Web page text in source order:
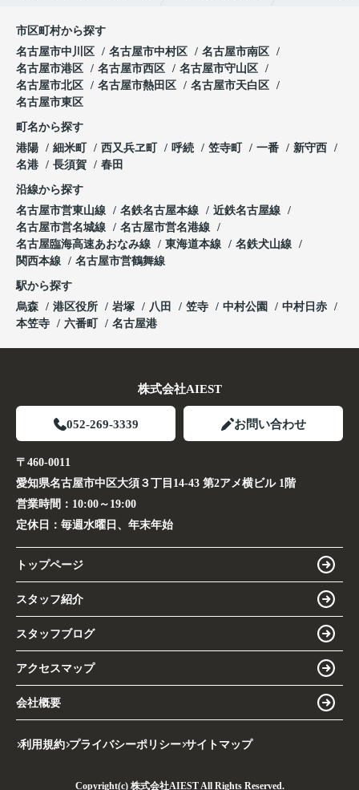
市区町村から探す
名古屋市中川区
名古屋市中村区
名古屋市南区
名古屋市港区
名古屋市西区
名古屋市守山区
名古屋市北区
名古屋市熱田区
名古屋市天白区
名古屋市東区
町名から探す
港陽
細米町 西又兵ヱ町 呼続 笠寺町 一番
新守西
名港
長須賀 春田
沿線から探す
名古屋市営東山線
名鉄名古屋本線
近鉄名古屋線
名古屋市営名城線
名古屋市営名港線
名古屋臨海高速あおなみ線
東海道本線
名鉄犬山線
関西本線
名古屋市営鶴舞線
駅から探す
烏森
港区役所 岩塚 八田 笠寺 中村公園
中村日赤
本笠寺
六番町 名古屋港
株式会社AIEST
052-269-3339 お問い合わせ
〒460-0011
愛知県名古屋市中区大須３丁目14-43 第2アメ横ビル 1階
営業時間： 10:00～19:00
定休日： 毎週水曜日、年末年始
トップページ
スタッフ紹介
スタッフブログ
アクセスマップ
会社概要
利用規約 プライバシーポリシー サイトマップ
Copyright(c) 株式会社AIEST All Rights Reserved.